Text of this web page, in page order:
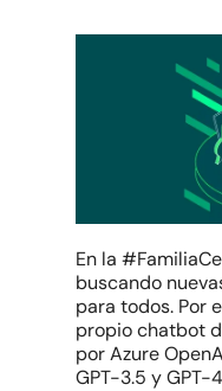
En la
buscando
para todos. Por
propio chatbot
por Azure
GPT-3.5 y GPT-